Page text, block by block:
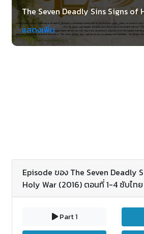
The Seven Deadly Sins Signs of
เป็นตอนพิเศษ 4 ตอน เหตุหลังจบภ
ไปสู่ภาค 2
แสดงเพิ่ม
Episode ของ The Seven Deadly
Holy War (2016) ตอนที่ 1-4 ซับไทย
Part 1